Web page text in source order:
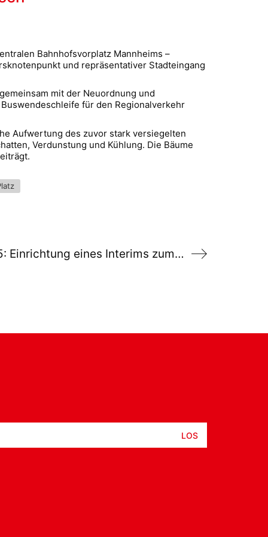
Bahnhofsvorplatz Mannheims –
und repräsentativer Stadteingang
mit der Neuordnung und
für den Regionalverkehr
Aufwertung des zuvor stark versiegelten
Verdunstung und Kühlung. Die Bäume
Antrag: Änderungsantrag zu V298/2025: Einrichtung eines Interims zum Schulstart der Rosa-Parks-Gemeinschaftsschule zum Schuljahr 2026/2027